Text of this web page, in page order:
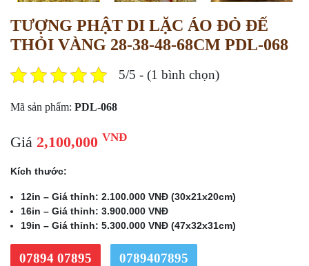
TƯỢNG PHẬT DI LẶC ÁO ĐỎ ĐẾ
THỎI VÀNG 28-38-48-68CM PDL-068
5/5 - (1 bình chọn)
Mã sản phẩm: PDL-068
Giá 2,100,000 VNĐ
Kích thước:
12in – Giá thỉnh: 2.100.000 VNĐ (30x21x20cm)
16in – Giá thỉnh: 3.900.000 VNĐ
19in – Giá thỉnh: 5.300.000 VNĐ (47x32x31cm)
07894 07895 0789407895